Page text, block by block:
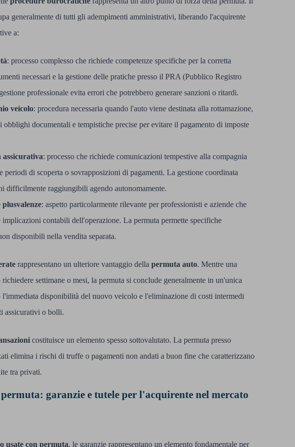
generalmente di tutti gli adempimenti amministrativi, liberando l'acquirente
a:
: processo complesso che richiede competenze specifiche per la corretta
necessari e la gestione delle pratiche presso il PRA (Pubblico Registro
professionale evita errori che potrebbero generare sanzioni o ritardi.
veicolo: procedura necessaria quando l'auto viene destinata alla rottamazione,
obblighi documentali e tempistiche precise per evitare il pagamento di imposte
: processo che richiede comunicazioni tempestive alla compagnia
periodi di scoperta o sovrapposizioni di pagamenti. La gestione coordinata
difficilmente raggiungibili agendo autonomamente.
plusvalenze: aspetto particolarmente rilevante per professionisti e aziende che
implicazioni contabili dell'operazione. La permuta permette specifiche
disponibili nella vendita separata.
rappresentano un ulteriore vantaggio della permuta auto. Mentre una
settimane o mesi, la permuta si conclude generalmente in un'unica
l'immediata disponibilità del nuovo veicolo e l'eliminazione di costi intermedi
assicurativi o bolli.
costituisce un elemento spesso sottovalutato. La permuta presso
elimina i rischi di truffe o pagamenti non andati a buon fine che caratterizzano
tra privati.
garanzie e tutele per l'acquirente nel mercato
usate con permuta, le garanzie rappresentano un elemento fondamentale per